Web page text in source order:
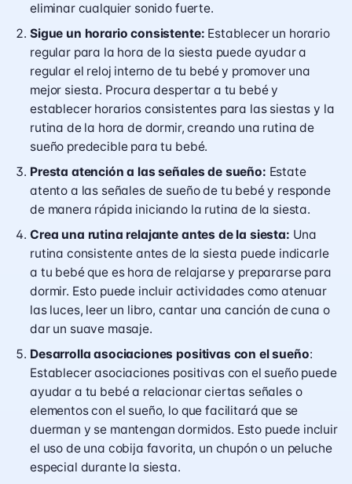
eliminar cualquier sonido fuerte.
Sigue un horario consistente: Establecer un horario
regular para la hora de la siesta puede ayudar a
regular el reloj interno de tu bebé y promover una
mejor siesta. Procura despertar a tu bebé y
establecer horarios consistentes para las siestas y la
rutina de la hora de dormir, creando una rutina de
sueño predecible para tu bebé.
Presta atención a las señales de sueño: Estate
atento a las señales de sueño de tu bebé y responde
de manera rápida iniciando la rutina de la siesta.
Crea una rutina relajante antes de la siesta: Una
rutina consistente antes de la siesta puede indicarle
a tu bebé que es hora de relajarse y prepararse para
dormir. Esto puede incluir actividades como atenuar
las luces, leer un libro, cantar una canción de cuna o
dar un suave masaje.
Desarrolla asociaciones positivas con el sueño:
Establecer asociaciones positivas con el sueño puede
ayudar a tu bebé a relacionar ciertas señales o
elementos con el sueño, lo que facilitará que se
duerman y se mantengan dormidos. Esto puede incluir
el uso de una cobija favorita, un chupón o un peluche
especial durante la siesta.